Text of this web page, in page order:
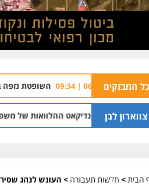
כל המבזקיםהשופטת נזפה במשטרה ושחררה
צווארון לבן
ההלוואות של משפחת הרינג 05.08 | 16:14
הבית> חדשות תעבורה > העונש לנהג